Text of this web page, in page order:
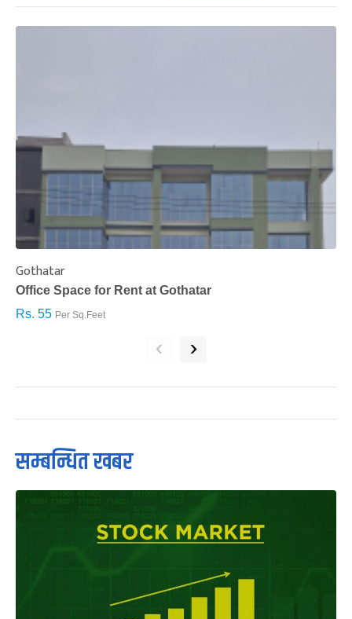
Gothatar
Office Space for Rent at Gothatar
Rs. 55 Per Sq.Feet
‹ ›
सम्बन्धित खबर